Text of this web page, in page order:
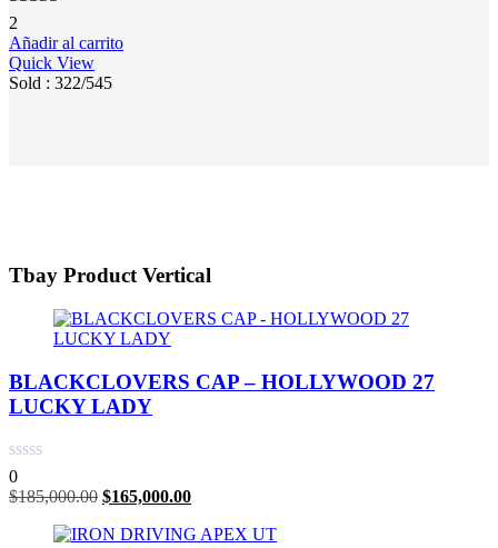
Valorado
en3.00
de 5
2
Añadir al carrito
Quick View
Sold : 322/545
Tbay Product Vertical
BLACKCLOVERS CAP – HOLLYWOOD 27
LUCKY LADY
0
$185,000.00 $165,000.00